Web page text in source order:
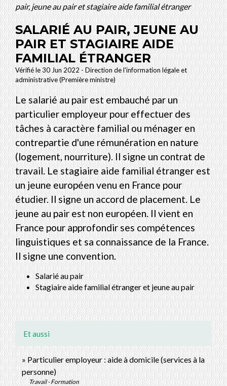
pair, jeune au pair et stagiaire aide familial étranger
SALARIÉ AU PAIR, JEUNE AU
PAIR ET STAGIAIRE AIDE
FAMILIAL ÉTRANGER
Vérifié le 30 Jun 2022 - Direction de l'information légale et
administrative (Première ministre)
Le salarié au pair est embauché par un
particulier employeur pour effectuer des
tâches à caractère familial ou ménager en
contrepartie d'une rémunération en nature
(logement, nourriture). Il signe un contrat de
travail. Le stagiaire aide familial étranger est
un jeune européen venu en France pour
étudier. Il signe un accord de placement. Le
jeune au pair est non européen. Il vient en
France pour approfondir ses compétences
linguistiques et sa connaissance de la France.
Il signe une convention.
Salarié au pair
Stagiaire aide familial étranger et jeune au pair
Et aussi
Particulier employeur : aide à domicile (services à la
personne)
Travail - Formation